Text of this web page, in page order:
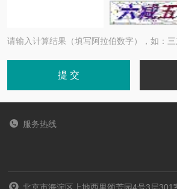
请输入计算结果（填写阿拉伯数字），如：
服务热线